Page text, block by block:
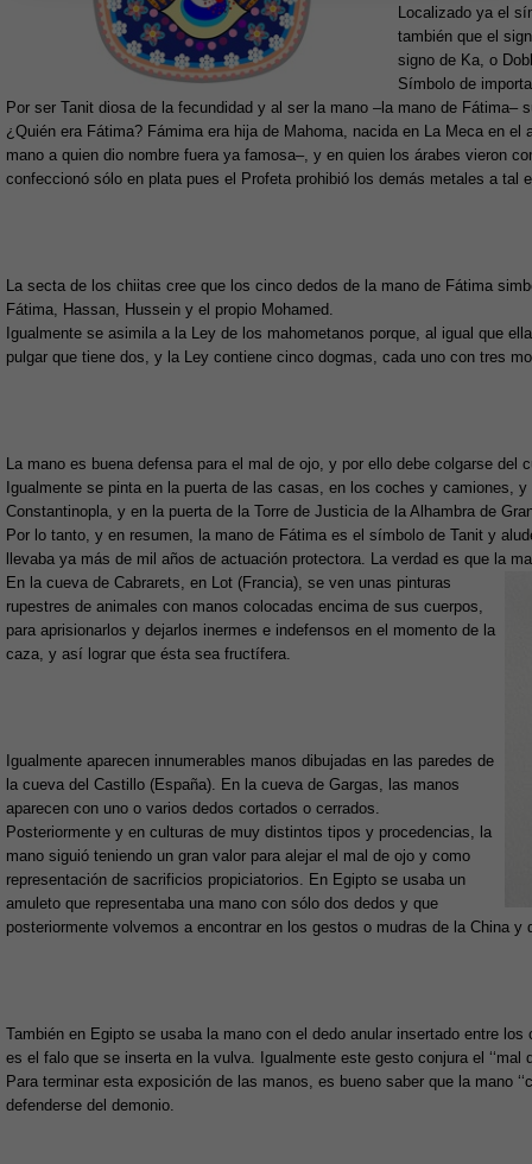
Localizado ya el
también que el
signo de Ka, o
Símbolo de
Por ser Tanit diosa de la fecundidad y al ser la mano –la mano de
¿Quién era Fátima? Fámima era hija de Mahoma, nacida en La Meca en
mano a quien dio nombre fuera ya famosa–, y en quien los árabes vieron
confeccionó sólo en plata pues el Profeta prohibió los demás metales a tal
La secta de los chiitas cree que los cinco dedos de la mano de Fátima
Fátima, Hassan, Hussein y el propio Mohamed.
Igualmente se asimila a la Ley de los mahometanos porque, al igual que
pulgar que tiene dos, y la Ley contiene cinco dogmas, cada uno con tres
La mano es buena defensa para el mal de ojo, y por ello debe colgarse
Igualmente se pinta en la puerta de las casas, en los coches y camiones,
Constantinopla, y en la puerta de la Torre de Justicia de la Alhambra de
Por lo tanto, y en resumen, la mano de Fátima es el símbolo de Tanit y
llevaba ya más de mil años de actuación protectora. La verdad es que la
En la cueva de Cabrarets, en Lot (Francia), se ven unas pinturas
rupestres de animales con manos colocadas encima de sus cuerpos,
para aprisionarlos y dejarlos inermes e indefensos en el momento de la
caza, y así lograr que ésta sea fructífera.
Igualmente aparecen innumerables manos dibujadas en las paredes de
la cueva del Castillo (España). En la cueva de Gargas, las manos
aparecen con uno o varios dedos cortados o cerrados.
Posteriormente y en culturas de muy distintos tipos y procedencias, la
mano siguió teniendo un gran valor para alejar el mal de ojo y como
representación de sacrificios propiciatorios. En Egipto se usaba un
amuleto que representaba una mano con sólo dos dedos y que
posteriormente volvemos a encontrar en los gestos o mudras de la China
También en Egipto se usaba la mano con el dedo anular insertado entre
es el falo que se inserta en la vulva. Igualmente este gesto conjura el ‘‘mal
Para terminar esta exposición de las manos, es bueno saber que la mano
defenderse del demonio.